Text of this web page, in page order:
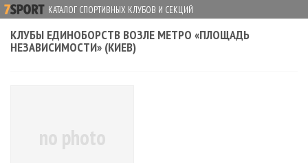
КАТАЛОГ СПОРТИВНЫХ КЛУБОВ И СЕКЦИЙ
КЛУБЫ ЕДИНОБОРСТВ ВОЗЛЕ МЕТРО «ПЛОЩАДЬ
НЕЗАВИСИМОСТИ» (КИЕВ)
no photo